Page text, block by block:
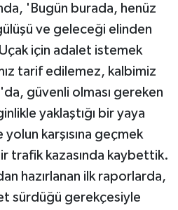
'Bugün burada, henüz
ve geleceği elinden
Uçak için adalet istemek
tarif edilemez, kalbimiz
güvenli olması gereken
yaklaştığı bir yaya
karşısına geçmek
trafik kazasında kaybettik.
hazırlanan ilk raporlarda,
sürdüğü gerekçesiyle